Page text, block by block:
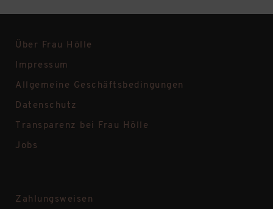
Über Frau Hölle
Impressum
Allgemeine Geschäftsbedingungen
Datenschutz
Transparenz bei Frau Hölle
Jobs
Zahlungsweisen